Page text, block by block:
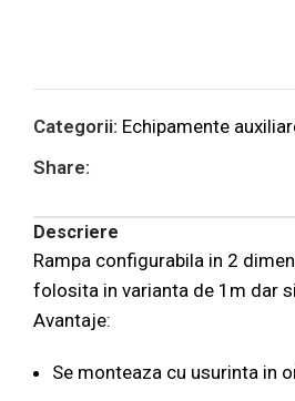
Categorii: Echipamente
Share:
Descriere
Rampa configurabila in 2
folosita in varianta de 1m dar
Avantaje:
Se monteaza cu usurinta in